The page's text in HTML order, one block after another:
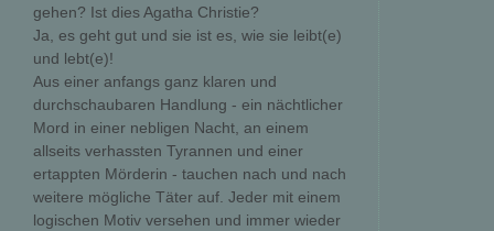
gehen? Ist dies Agatha Christie?
Ja, es geht gut und sie ist es, wie sie leibt(e)
und lebt(e)!
Aus einer anfangs ganz klaren und
durchschaubaren Handlung - ein nächtlicher
Mord in einer nebligen Nacht, an einem
allseits verhassten Tyrannen und einer
ertappten Mörderin - tauchen nach und nach
weitere mögliche Täter auf. Jeder mit einem
logischen Motiv versehen und immer wieder